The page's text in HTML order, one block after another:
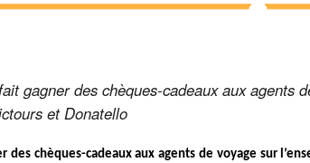
gagner des chèques-cadeaux aux agents
et Donatello
chèques-cadeaux aux agents de voyage sur